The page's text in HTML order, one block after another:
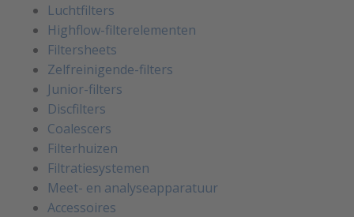
Luchtfilters
Highflow-filterelementen
Filtersheets
Zelfreinigende-filters
Junior-filters
Discfilters
Coalescers
Filterhuizen
Filtratiesystemen
Meet- en analyseapparatuur
Accessoires